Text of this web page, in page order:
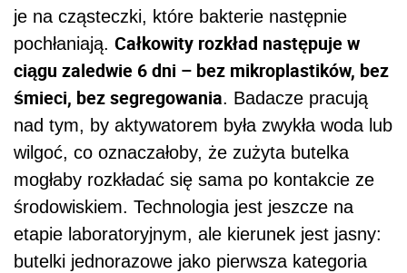
je na cząsteczki, które bakterie następnie
pochłaniają. Całkowity rozkład następuje w
ciągu zaledwie 6 dni – bez mikroplastików, bez
śmieci, bez segregowania. Badacze pracują
nad tym, by aktywatorem była zwykła woda lub
wilgoć, co oznaczałoby, że zużyta butelka
mogłaby rozkładać się sama po kontakcie ze
środowiskiem. Technologia jest jeszcze na
etapie laboratoryjnym, ale kierunek jest jasny:
butelki jednorazowe jako pierwsza kategoria